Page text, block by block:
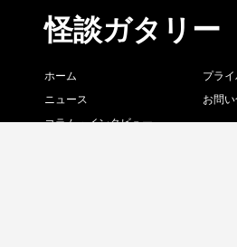
怪談ガタリー
ホーム
ニュース
コラム・インタビュー
プラ
お問